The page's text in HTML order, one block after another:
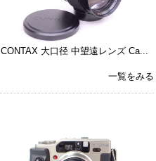
CONTAX 大口径 中望遠レンズ Ca...
一覧をみる